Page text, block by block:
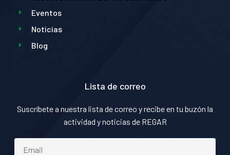
Eventos
Noticias
Blog
Lista de correo
Suscríbete a nuestra lista de correo y recibe en tu buzón la
actividad y noticias de REGAR